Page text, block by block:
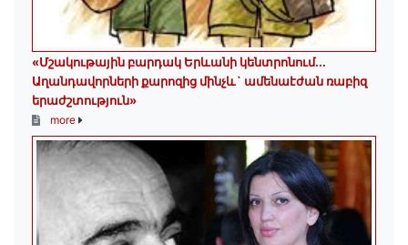
«Մշակութային բարդակ Երևանի կենտրոնում...
Աղանդավորների քարոզից մինչև` ամենաէժան ռաբիզ
երաժշտություն»
more